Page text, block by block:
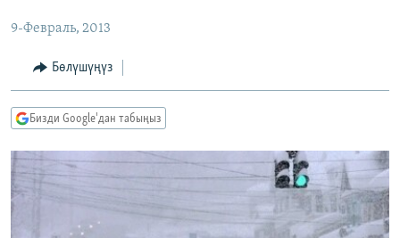
МАДАНИЯТ
ТВ ПРОГРАММАЛАР
БҮГҮН АЗАТТЫКТА
ДАНИСТЕ
АЗАТТЫК+
ПОДКАСТ
Русский
ОНЛАЙН ШЕРИНЕ
9-Февраль, 2013
Бөлүшүңүз
Бизди Google'дан табыңыз